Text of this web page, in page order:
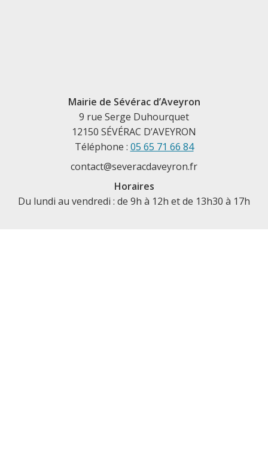
Mairie de Sévérac d’Aveyron
9 rue Serge Duhourquet
12150 SÉVÉRAC D’AVEYRON
Téléphone : 05 65 71 66 84
contact@severacdaveyron.fr
Horaires
Du lundi au vendredi : de 9h à 12h et de 13h30 à 17h